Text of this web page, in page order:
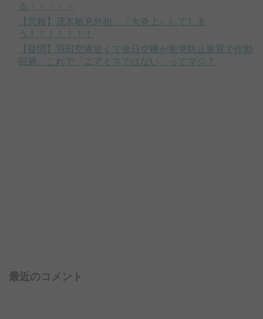
る・・・・・
【悲報】茂木敏充外相、『大炎上』してしま
う！！！！！！！
【疑問】羽田空港近くで全日空機が衝突防止装置で作動
回避。これで「ニアミスではない」ってマジ？
最近のコメント